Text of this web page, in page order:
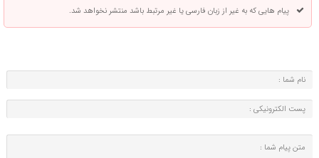
پیام هایی که به غیر از زبان فارسی یا غیر مرتبط باشد منتشر نخواهد شد.